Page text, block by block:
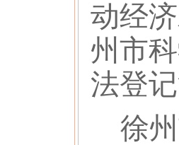
动经
州市
法登
徐